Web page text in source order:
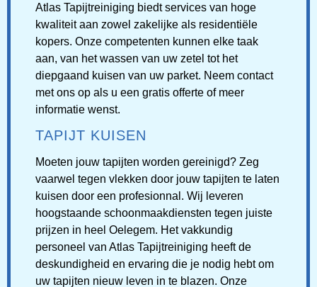
Atlas Tapijtreiniging biedt services van hoge
kwaliteitaan zowel zakelijke als residentiële
kopers. Onze competenten kunnen elke taak
aan, van het wassen van uw zetel tot het
diepgaand kuisen van uw parket. Neem contact
met ons op als u een gratis offerte of meer
informatie wenst.
TAPIJT KUISEN
Moeten jouw tapijten worden gereinigd? Zeg
vaarwel tegen vlekken door jouw tapijten te laten
kuisen door een profesionnal. Wij leveren
hoogstaande schoonmaakdiensten tegen juiste
prijzen in heel Oelegem. Het vakkundig
personeel van Atlas Tapijtreiniging heeft de
deskundigheid en ervaring die je nodig hebt om
uw tapijten nieuw leven in te blazen. Onze